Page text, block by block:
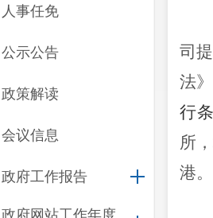
人事任免
公示公告
政策解读
会议信息
政府工作报告
政府网站工作年度
司
法
行
所
港。